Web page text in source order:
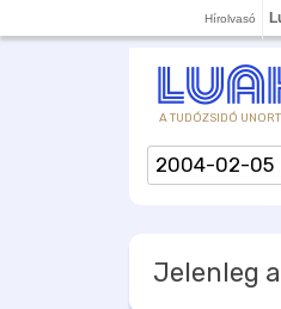
Hírolvasó
A TUDÓZSIDÓ
Jelenleg